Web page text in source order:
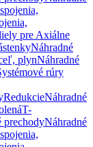
pre Axiálne
Náhradné
plynNáhradné
rúry
RedukcieNáhradné
T-
prechodyNáhradné